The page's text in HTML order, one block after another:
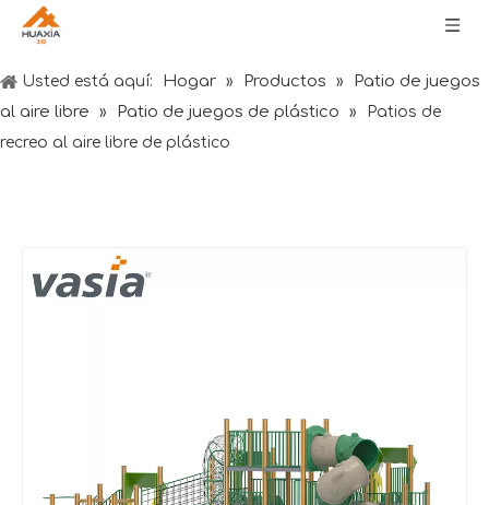
Usted está aquí: Hogar » Productos »
Patio de juegos
al aire libre
» Patio de juegos de plástico »
Patios de
recreo al aire libre de plástico